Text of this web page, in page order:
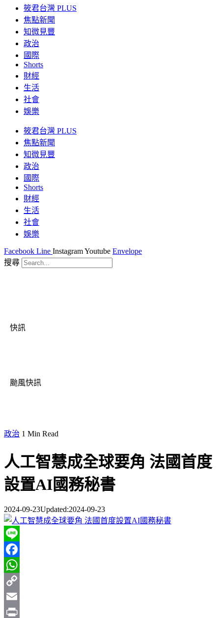
筱君台灣 PLUS
焦點新聞
知微見豐
政治
國際
Shorts
財經
生活
社會
娛樂
筱君台灣 PLUS
焦點新聞
知微見豐
政治
國際
Shorts
財經
生活
社會
娛樂
Facebook Line InstagramYoutube Envelope
搜尋
快訊
颱風快訊
政治 1 Min Read
人工智慧成全球要角 法國首度
設置AI國務秘書
2024-09-23Updated:2024-09-23
Line
Facebook
WhatsApp
Copy
Link
Email